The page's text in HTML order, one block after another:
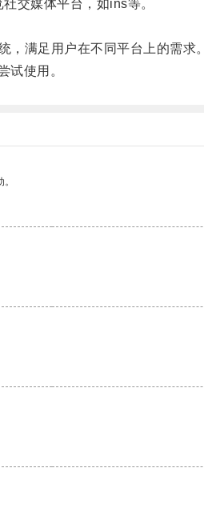
交媒体平台，如ins等。
满足用户在不同平台上的需求。
使用。